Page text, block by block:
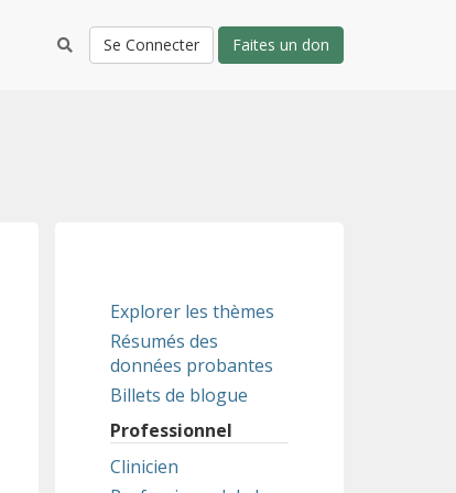
Se Connecter Faites un don
Explorer les thèmes
Résumés des
données probantes
Billets de blogue
Professionnel
Clinicien